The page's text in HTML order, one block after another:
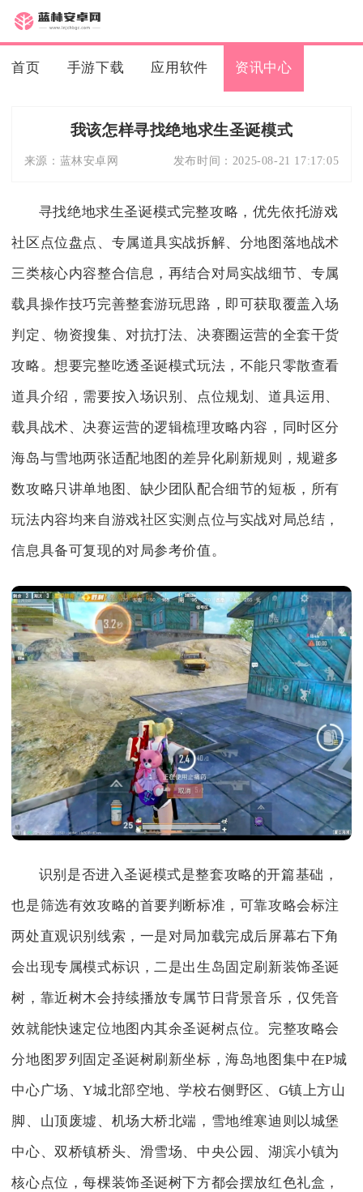
首页 手游下载 应用软件 资讯中心
我该怎样寻找绝地求生圣诞模式
来源： 蓝林安卓网 发布时间： 2025-08-21 17:17:05
寻找绝地求生圣诞模式完整攻略，优先依托游戏
社区点位盘点、专属道具实战拆解、分地图落地战术
三类核心内容整合信息，再结合对局实战细节、专属
载具操作技巧完善整套游玩思路，即可获取覆盖入场
判定、物资搜集、对抗打法、决赛圈运营的全套干货
攻略。想要完整吃透圣诞模式玩法，不能只零散查看
道具介绍，需要按入场识别、点位规划、道具运用、
载具战术、决赛运营的逻辑梳理攻略内容，同时区分
海岛与雪地两张适配地图的差异化刷新规则，规避多
数攻略只讲单地图、缺少团队配合细节的短板，所有
玩法内容均来自游戏社区实测点位与实战对局总结，
信息具备可复现的对局参考价值。
识别是否进入圣诞模式是整套攻略的开篇基础，
也是筛选有效攻略的首要判断标准，可靠攻略会标注
两处直观识别线索，一是对局加载完成后屏幕右下角
会出现专属模式标识，二是出生岛固定刷新装饰圣诞
树，靠近树木会持续播放专属节日背景音乐，仅凭音
效就能快速定位地图内其余圣诞树点位。完整攻略会
分地图罗列固定圣诞树刷新坐标，海岛地图集中在P城
中心广场、Y城北部空地、学校右侧野区、G镇上方山
脚、山顶废墟、机场大桥北端，雪地维寒迪则以城堡
中心、双桥镇桥头、滑雪场、中央公园、湖滨小镇为
核心点位，每棵装饰圣诞树下方都会摆放红色礼盒，